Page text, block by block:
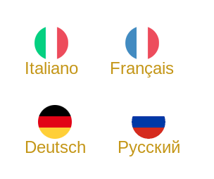
Italiano Français
Deutsch Русский